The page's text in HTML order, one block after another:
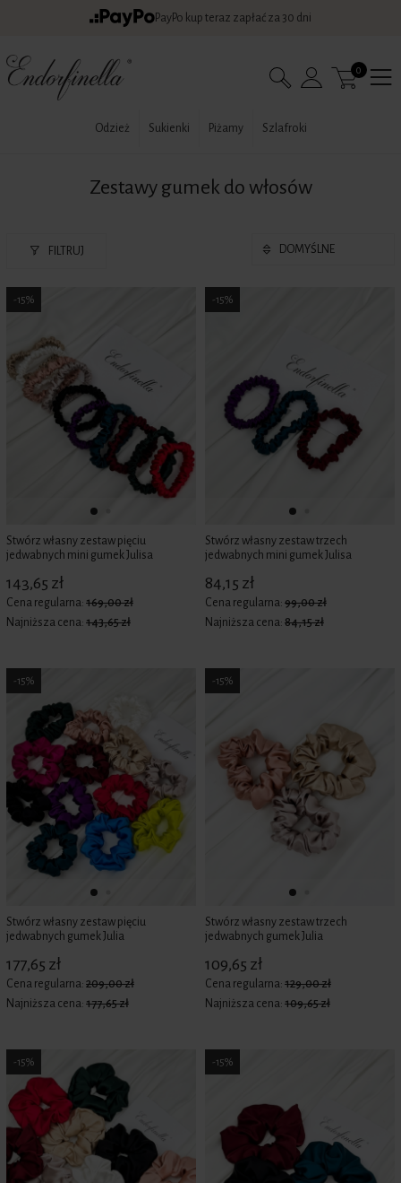
PayPo kup teraz zapłać za 30 dni
0
Odzież Sukienki Piżamy Szlafroki
Zestawy gumek do włosów
FILTRUJ
Stwórz własny zestaw pięciu
jedwabnych mini gumek Julisa
143,65 zł
Cena regularna: 169,00 zł
Najniższa cena: 143,65 zł
-15%
Stwórz własny zestaw trzech
jedwabnych mini gumek Julisa
84,15 zł
Cena regularna: 99,00 zł
Najniższa cena: 84,15 zł
-15%
Stwórz własny zestaw pięciu
jedwabnych gumek Julia
177,65 zł
Cena regularna: 209,00 zł
Najniższa cena: 177,65 zł
-15%
Stwórz własny zestaw trzech
jedwabnych gumek Julia
109,65 zł
Cena regularna: 129,00 zł
Najniższa cena: 109,65 zł
-15%
-15% -15%